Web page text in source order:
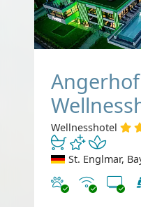
Wellnesshotel
St. Englmar,
Haustiere erlaubt
Internet
TV